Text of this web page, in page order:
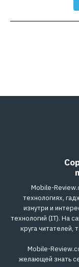
Mobile-
технологиях,
изнутри и
технологий (IT). На
круга читателей,
Mobile-
желающей знать